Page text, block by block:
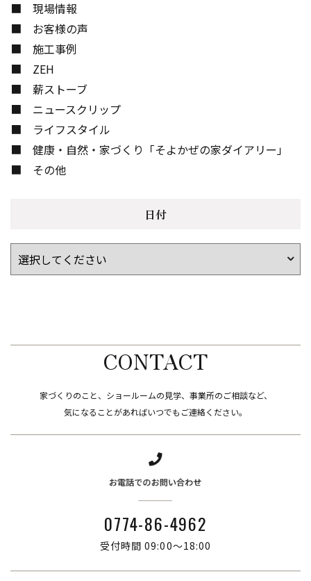
現場情報
お客様の声
施工事例
ZEH
薪ストーブ
ニュースクリップ
ライフスタイル
健康・自然・家づくり「そよかぜの家ダイアリー」
その他
日付
CONTACT
家づくりのこと、ショールームの見学、事業所のご相談など、
​​​​​​​気になることがあればいつでもご連絡ください。
0774-86-4962
受付時間 09:00～18:00